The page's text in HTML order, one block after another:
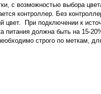
с возможностью выбора
контроллер. Без
цвет. При подключении к
питания должна быть на 15-
строго по меткам,